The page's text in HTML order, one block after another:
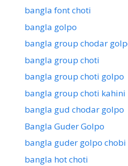
bangla font choti
bangla golpo
bangla group chodar
bangla group choti
bangla group choti golpo
bangla group choti kahini
bangla gud chodar golpo
Bangla Guder Golpo
bangla guder golpo chobi
bangla hot choti